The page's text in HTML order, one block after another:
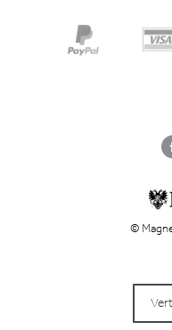
©